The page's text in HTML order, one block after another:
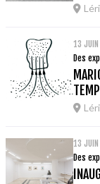
13
Des
13
Des